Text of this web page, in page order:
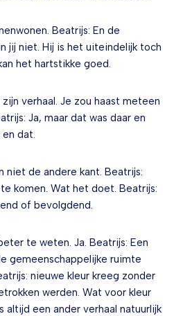
Beatrijs: En de
jij niet. Hij is het uiteindelijk toch
het hartstikke goed.
verhaal. Je zou haast meteen
Ja, maar dat was daar en
en dat.
niet de andere kant. Beatrijs:
komen. Wat het doet. Beatrijs:
of bevolgdend.
te weten. Ja. Beatrijs: Een
gemeenschappelijke ruimte
nieuwe kleur kreeg zonder
werden. Wat voor kleur
altijd een ander verhaal natuurlijk